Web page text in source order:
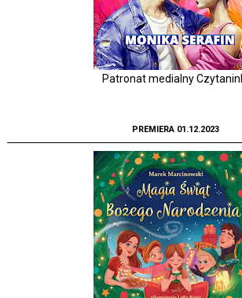
Patronat medialny
PREMIERA 01.12.2023